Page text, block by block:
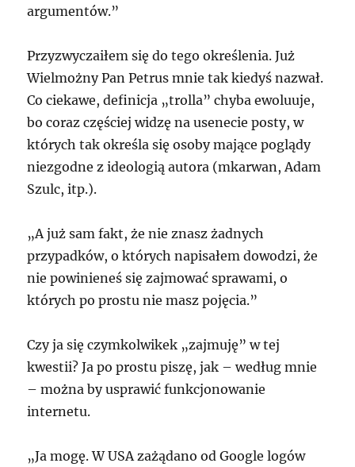
argumentów.”
Przyzwyczaiłem się do tego określenia. Już
Wielmożny Pan Petrus mnie tak kiedyś nazwał.
Co ciekawe, definicja „trolla” chyba ewoluuje,
bo coraz częściej widzę na usenecie posty, w
których tak określa się osoby mające poglądy
niezgodne z ideologią autora (mkarwan, Adam
Szulc, itp.).
„A już sam fakt, że nie znasz żadnych
przypadków, o których napisałem dowodzi, że
nie powinieneś się zajmować sprawami, o
których po prostu nie masz pojęcia.”
Czy ja się czymkolwikek „zajmuję” w tej
kwestii? Ja po prostu piszę, jak – według mnie
– można by usprawić funkcjonowanie
internetu.
„Ja mogę. WUSAzażądano od Google logów